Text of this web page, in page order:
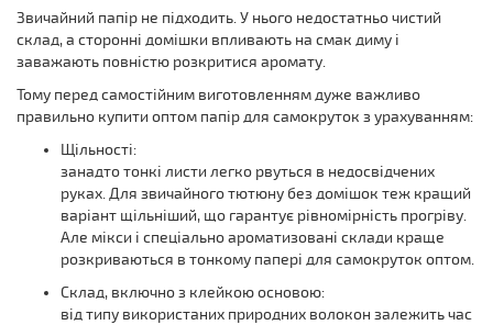
Звичайний папір не підходить. У нього недостатньо чистий
склад, а сторонні домішки впливають на смак диму і
заважають повністю розкритися аромату.
Тому перед самостійним виготовленням дуже важливо
правильно купити оптом папір для самокруток з урахуванням:
Щільності:
занадто тонкі листи легко рвуться в недосвідчених
руках. Для звичайного тютюну без домішок теж кращий
варіант щільніший, що гарантує рівномірність прогріву.
Але мікси і спеціально ароматизовані склади краще
розкриваються в тонкому папері для самокруток оптом.
Склад, включно з клейкою основою:
від типу використаних природних волокон залежить час